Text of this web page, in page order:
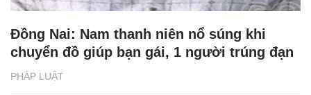
PHÁP LUẬT
Đồng Nai: Nam thanh niên nổ súng khi
chuyển đồ giúp bạn gái, 1 người trúng đạn